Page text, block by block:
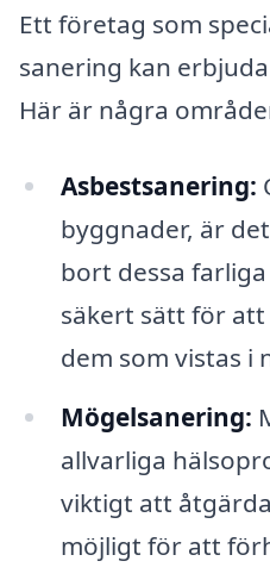
Ett företag som
sanering kan
Här är några
Asbestsanering:
byggnader, är
bort dessa
säkert sätt för att
dem som vistas i
Mögelsanering:
allvarliga
viktigt att
möjligt för att